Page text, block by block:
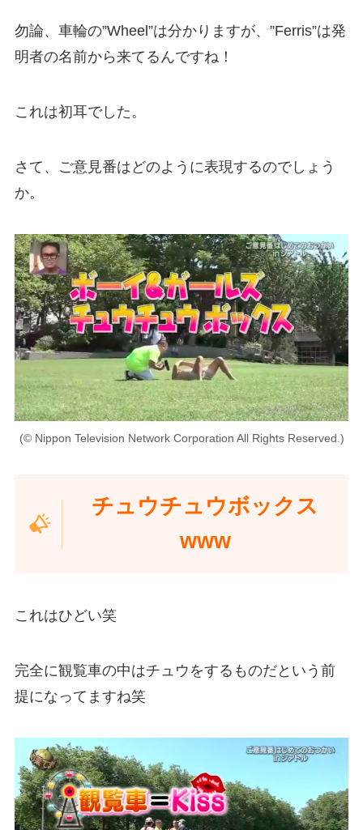
勿論、車輪の”Wheel”は分かりますが、”Ferris”は発
明者の名前から来てるんですね！
これは初耳でした。
さて、ご意見番はどのように表現するのでしょう
か。
(© Nippon Television Network Corporation All Rights Reserved.)
チュウチュウボックス
www
これはひどい笑
完全に観覧車の中はチュウをするものだという前
提になってますね笑